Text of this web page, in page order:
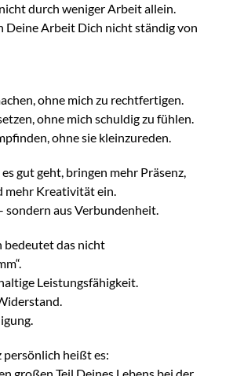
durch weniger Arbeit allein.
Deine Arbeit Dich nicht ständig von
ohne mich zu rechtfertigen.
ohne mich schuldig zu fühlen.
ohne sie kleinzureden.
gut geht, bringen mehr Präsenz,
mehr Kreativität ein.
sondern aus Verbundenheit.
bedeutet das nicht
Leistungsfähigkeit.
persönlich heißt es: